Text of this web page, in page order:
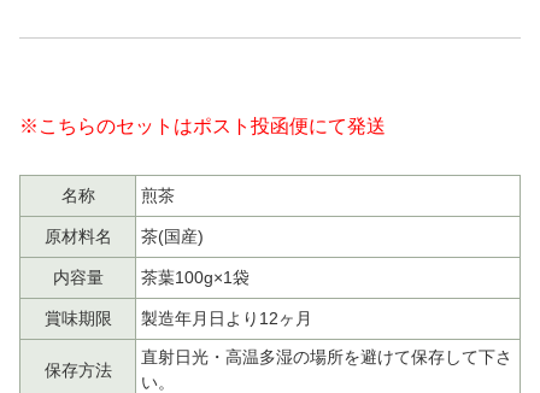
※こちらのセットはポスト投函便にて発送
名称 煎茶
原材料名 茶(国産)
内容量 茶葉100g×1袋
賞味期限 製造年月日より12ヶ月
保存方法
直射日光・高温多湿の場所を避けて保存して下さ
い。